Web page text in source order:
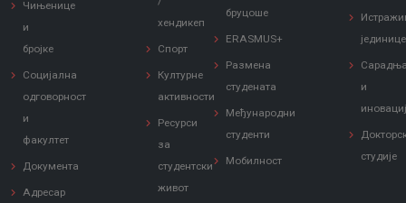
Чињенице
и
бројке
Социјална
одговорност
и
факултет
Документа
Адресар
хендикеп
Спорт
Културне
активности
Ресурси
за
студентски
живот
бруцоше
ERASMUS+
Размена
студената
Међународни
студенти
Мобилност
јединице
и
студије